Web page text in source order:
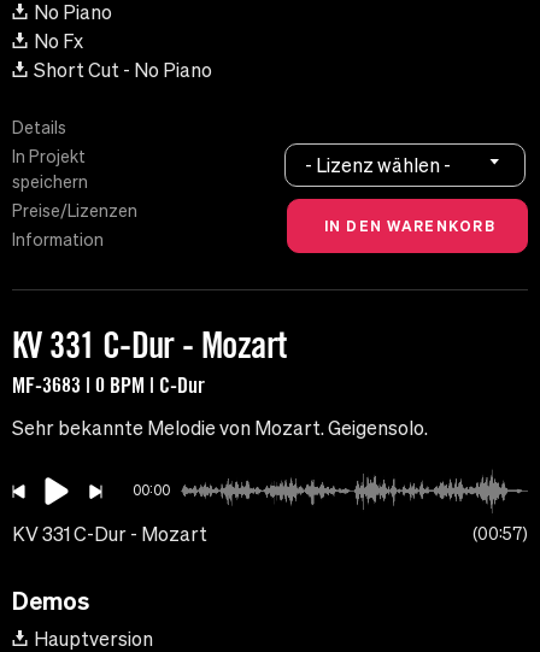
No Piano
No Fx
Short Cut - No Piano
Details
In Projekt
speichern
Preise/Lizenzen
Information
- Lizenz wählen -
KV 331 C-Dur - Mozart
MF-3683 | 0 BPM | C-Dur
Sehr bekannte Melodie von Mozart. Geigensolo.
00:00
KV 331 C-Dur - Mozart 00:57
Demos
Hauptversion